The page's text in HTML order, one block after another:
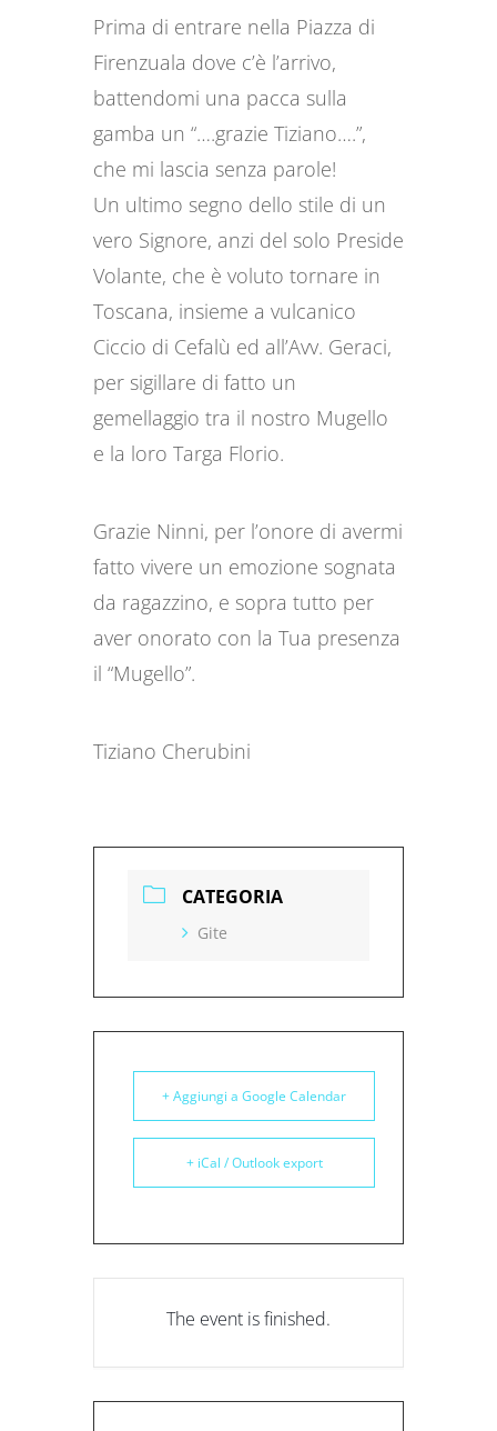
Prima di entrare nella Piazza di
Firenzuala dove c’è l’arrivo,
battendomi una pacca sulla
gamba un “….grazie Tiziano….”,
che mi lascia senza parole!
Un ultimo segno dello stile di un
vero Signore, anzi del solo Preside
Volante, che è voluto tornare in
Toscana, insieme a vulcanico
Ciccio di Cefalù ed all’Avv. Geraci,
per sigillare di fatto un
gemellaggio tra il nostro Mugello
e la loro Targa Florio.
Grazie Ninni, per l’onore di avermi
fatto vivere un emozione sognata
da ragazzino, e sopra tutto per
aver onorato con la Tua presenza
il “Mugello”.
Tiziano Cherubini
CATEGORIA
Gite
+ Aggiungi a Google Calendar
+ iCal / Outlook export
The event is finished.